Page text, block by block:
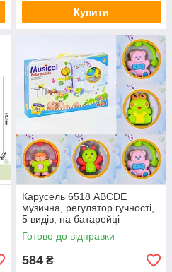
Купити
Карусель 6518 ABCDE
музична, регулятор гучності,
5 видів, на батарейці
Готово до відправки
584 ₴